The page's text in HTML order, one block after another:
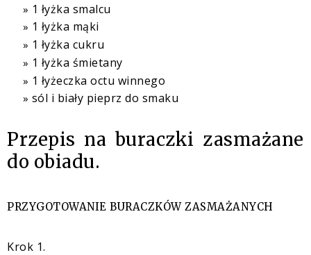
1 łyżka smalcu
1 łyżka mąki
1 łyżka cukru
1 łyżka śmietany
1 łyżeczka octu winnego
sól i biały pieprz do smaku
Przepis na buraczki zasmażane
do obiadu.
PRZYGOTOWANIE BURACZKÓW ZASMAŻANYCH
Krok 1.